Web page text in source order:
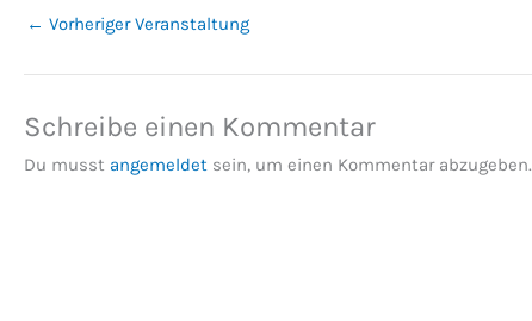
← Vorheriger Veranstaltung
Schreibe einen Kommentar
Du musst angemeldet sein, um einen Kommentar abzugeben.